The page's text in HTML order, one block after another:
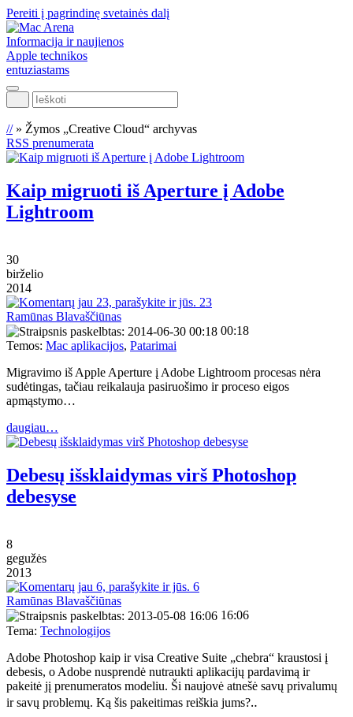
Pereiti į pagrindinę svetainės dalį
Informacija ir naujienos
Apple technikos
entuziastams
Ieškoti
//» Žymos „Creative Cloud“ archyvas
RSS prenumerata
Kaip migruoti iš Aperture į Adobe
Lightroom
30
birželio
2014
23
Ramūnas Blavaščiūnas
00:18
Temos: Mac aplikacijos, Patarimai
Migravimo iš Apple Aperture į Adobe Lightroom procesas nėra
sudėtingas, tačiau reikalauja pasiruošimo ir proceso eigos
apmąstymo…
daugiau…
Debesų išsklaidymas virš Photoshop
debesyse
8
gegužės
2013
6
Ramūnas Blavaščiūnas
16:06
Tema: Technologijos
Adobe Photoshop kaip ir visa Creative Suite „chebra“ kraustosi į
debesis, o Adobe nusprendė nutraukti aplikacijų pardavimą ir
pakeitė jį prenumeratos modeliu. Ši naujovė atnešė savų privalumų
ir savų problemų. Ką šis pakeitimas reiškia jums?‥